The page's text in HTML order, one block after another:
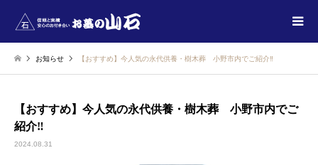
お知らせ 【おすすめ】今人気の永代供養・樹木葬 小野市内でご紹介‼
【おすすめ】今人気の永代供養・樹木葬 小野市内でご
紹介‼
2024.08.31